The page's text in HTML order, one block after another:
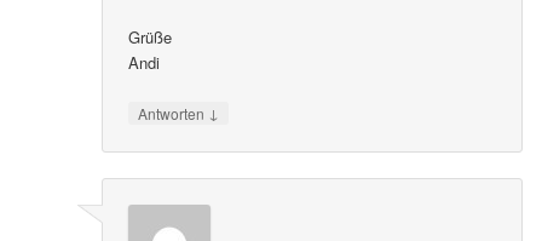
Grüße
Andi
Antworten ↓